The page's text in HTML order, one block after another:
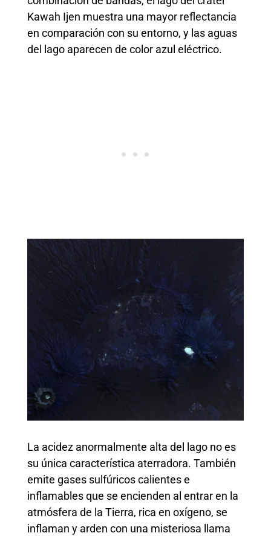
Kawah Ijen muestra una mayor reflectancia
en comparación con su entorno, y las aguas
del lago aparecen de color azul eléctrico.
La acidez anormalmente alta del lago no es
su única característica aterradora. También
emite gases sulfúricos calientes e
inflamables que se encienden al entrar en la
atmósfera de la Tierra, rica en oxígeno, se
inflaman y arden con una misteriosa llama